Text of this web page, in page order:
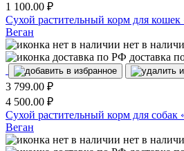
1 100.00 ₽
Сухой растительный корм для
Веган
нет в
доставка
3 799.00 ₽
4 500.00 ₽
Сухой растительный корм для собак
Веган
нет в